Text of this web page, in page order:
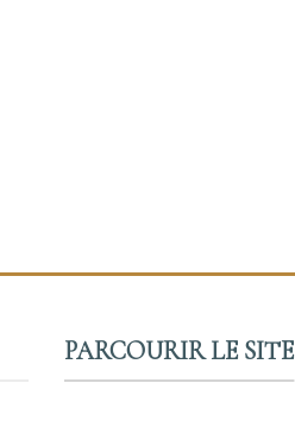
PARCOURIR LE SITE